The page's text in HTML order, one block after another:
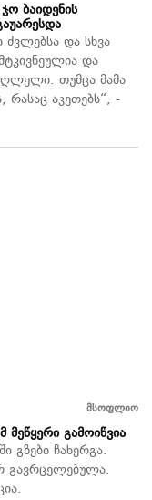
ბაიდენის
ძვლებსა და სხვა
და
თუმცა მამა
რასაც აკეთებს“, -
მსოფლიო
მეწყერი გამოიწვია
გზები ჩახერგა.
გავრცელებულა.